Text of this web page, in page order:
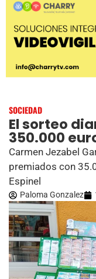
SOCIEDAD
El sorteo
350.000
Carmen Jezabel
premiados con
Espinel
Paloma Gonzalez